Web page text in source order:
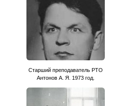
Старший преподаватель РТО
Антонов А. Я. 1973 год.